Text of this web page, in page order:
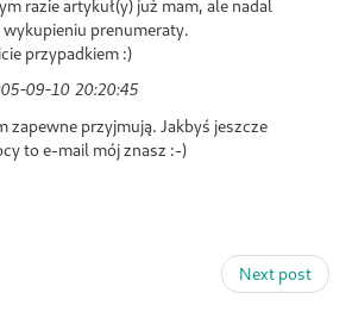
razie artykuł(y) już mam, ale nadal
prenumeraty.
przypadkiem :)
09-10 20:20:45
zapewne przyjmują. Jakbyś jeszcze
to e-mail mój znasz :-)
Next post